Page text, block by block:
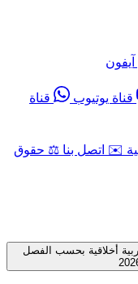
قناة يوتيوب
قناة
✉️ اتصل بنا ⚖️ حقوق
بحسب 342 في مادة تربية أخلاقية بحسب الفصل